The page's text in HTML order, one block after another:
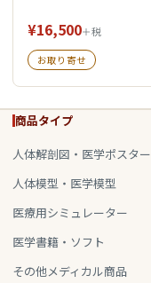
¥16,500＋税
お取り寄せ
商品タイプ
人体解剖図・医学ポスター
人体模型・医学模型
医療用シミュレーター
医学書籍・ソフト
その他メディカル商品